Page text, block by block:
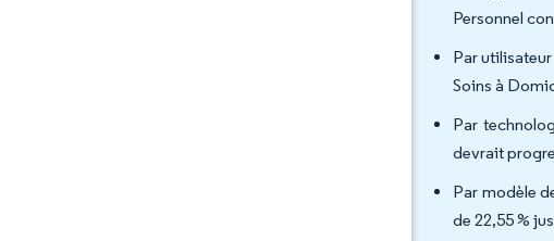
Personnel
Par
Soins à
Par
devrait
Par modèle
de 22,55 %